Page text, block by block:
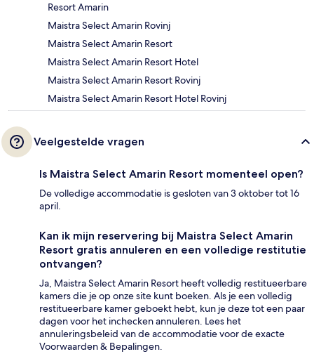
Resort Amarin
Maistra Select Amarin Rovinj
Maistra Select Amarin Resort
Maistra Select Amarin Resort Hotel
Maistra Select Amarin Resort Rovinj
Maistra Select Amarin Resort Hotel Rovinj
Veelgestelde vragen
Is Maistra Select Amarin Resort momenteel open?
De volledige accommodatie is gesloten van 3 oktober tot 16
april.
Kan ik mijn reservering bij Maistra Select Amarin
Resort gratis annuleren en een volledige restitutie
ontvangen?
Ja, Maistra Select Amarin Resort heeft volledig restitueerbare
kamers die je op onze site kunt boeken. Als je een volledig
restitueerbare kamer geboekt hebt, kun je deze tot een paar
dagen voor het inchecken annuleren. Lees het
annuleringsbeleid van de accommodatie voor de exacte
Voorwaarden & Bepalingen.